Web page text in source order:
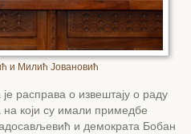
и Милић Јовановић
расправа о извештају о раду
који су имали примедбе
и демократа Бобан